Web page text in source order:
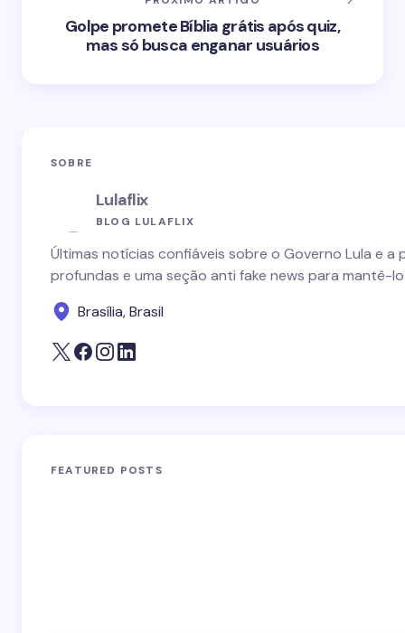
Golpe promete Bíblia grátis após quiz,
mas só busca enganar usuários
SOBRE
Lulaflix
BLOG LULAFLIX
Últimas notícias confiáveis sobre o Governo Lula e
profundas e uma seção anti fake news para mantê-
Brasília, Brasil
FEATURED POSTS